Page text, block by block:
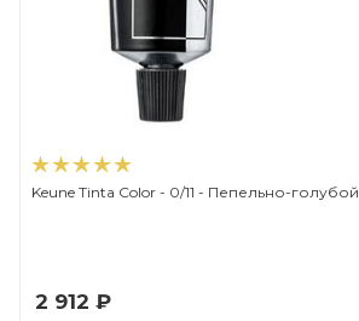
Keune Tinta Color - 0/11 - Пепельно-голубой
2 912 ₽